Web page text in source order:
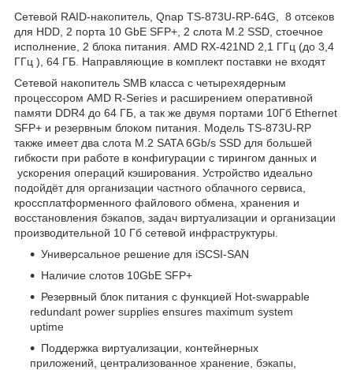
Сетевой RAID-накопитель, Qnap TS-873U-RP-64G, 8 отсеков
для HDD, 2 порта 10 GbE SFP+, 2 слота M.2 SSD, стоечное
исполнение, 2 блока питания. AMD RX-421ND 2,1 ГГц (до 3,4
ГГц ), 64 ГБ. Направляющие в комплект поставки не входят
Сетевой накопитель SMB класса с четырехядерным
процессором AMD R-Series и расширением оперативной
памяти DDR4 до 64 ГБ, а так же двумя портами 10Гб Ethernet
SFP+ и резервным блоком питания. Модель TS-873U-RP
также имеет два слота M.2 SATA 6Gb/s SSD для большей
гибкости при работе в конфигурации с тирингом данных и
ускорения операций кэширования. Устройство идеально
подойдёт для организации частного облачного сервиса,
кроссплатформенного файлового обмена, хранения и
восстановления бэкапов, задач виртуализации и организации
производительной 10 Гб сетевой инфраструктуры.
Универсальное решение для iSCSI-SAN
Наличие слотов 10GbE SFP+
Резервный блок питания с функцией Hot-swappable
redundant power supplies ensures maximum system
uptime
Поддержка виртуализации, контейнерных
приложений, централизованное хранение, бэкапы,